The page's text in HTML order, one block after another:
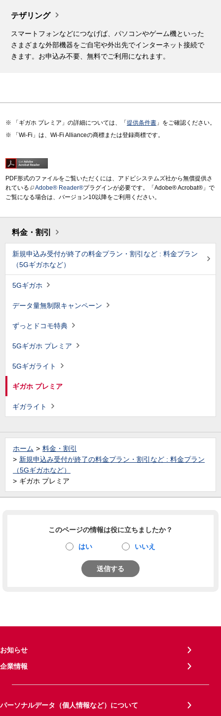
テザリング 
スマートフォンなどにつなげば、パソコンやゲーム機といった
さまざまな外部機器をご自宅や外出先でインターネット接続で
きます。お申込み不要、無料でご利用になれます。
「ギガホ プレミア」の詳細については、「提供条件書 」をご確認ください。
「Wi-Fi」は、Wi-Fi Allianceの商標または登録商標です。
PDF形式のファイルをご覧いただくには、アドビシステムズ社から無償提供さ
れている
Adobe® Reader®プラグインが必要です。「Adobe® Acrobat®」で
ご覧になる場合は、バージョン10以降をご利用ください。
料金・割引
新規申込み受付が終了の料金プラン・割引など : 料金プラン
（5Gギガホなど）
5Gギガホ
データ量無制限キャンペーン
ずっとドコモ特典
5Gギガホ プレミア
5Gギガライト
ギガホ プレミア
ギガライト
ホーム
料金・割引
新規申込み受付が終了の料金プラン・割引など : 料金プラン
（5Gギガホなど）
ギガホ プレミア
このページの情報は役に立ちましたか？
はい いいえ
送信する
お知らせ
企業情報
パーソナルデータ（個人情報など）について